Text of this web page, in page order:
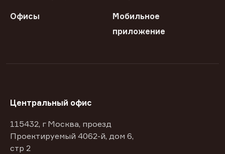
Офисы
Мобильное
приложение
Центральный офис
115432, г Москва, проезд
Проектируемый 4062-й, дом 6,
стр 2